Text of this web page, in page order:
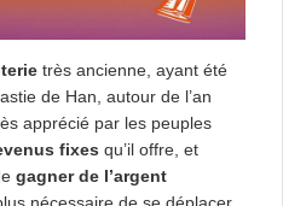
très ancienne, ayant été
de Han, autour de l’an
apprécié par les peuples
fixes qu’il offre, et
gagner de l’argent